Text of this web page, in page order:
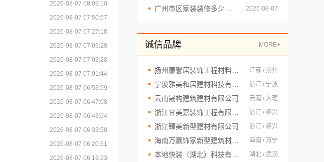
2026-08-07 08:09:10
2026-08-07 07:50:57
2026-08-07 07:27:18
2026-08-07 07:09:28
2026-08-07 07:03:28
2026-08-07 07:01:44
2026-08-07 06:53:59
2026-08-07 06:47:08
2026-08-07 06:43:04
2026-08-07 06:33:58
2026-08-07 06:20:51
2026-08-07 06:16:23
2026-08-07
诚信品牌 MORE+
江苏 / 扬州
浙江 / 宁波
云南晟构建筑建材有限公司 云南 / 大理
浙江 / 绍兴
浙江臻美新型建材有限公司 浙江 / 绍兴
海南 / 万宁
湖北 / 武汉